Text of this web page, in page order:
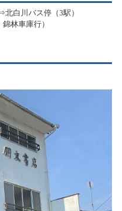
白川バス停（3駅）
林車庫行）